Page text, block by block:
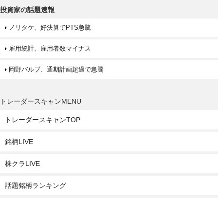
投資家の話題速報
ノリタケ、好決算でPTS急騰
雇用統計、雇用者数マイナス
岡野バルブ、通期計画超過で急騰
トレーダースキャンMENU
トレーダースキャンTOP
銘柄LIVE
株クラLIVE
話題銘柄ランキング